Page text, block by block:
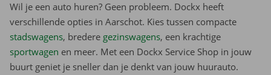
Wil je een auto huren? Geen probleem. Dockx heeft
verschillende opties in Aarschot. Kies tussen compacte
stadswagens, bredere gezinswagens, een krachtige
sportwagen en meer. Met een Dockx Service Shop in jouw
buurt geniet je sneller dan je denkt van jouw huurauto.